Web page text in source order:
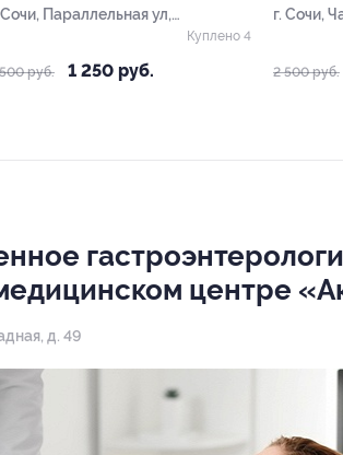
Сочи, Параллельная ул,
руб. 1 250 руб.
Куплено 4
г. Сочи,
2 500 руб.
центре
д. 49